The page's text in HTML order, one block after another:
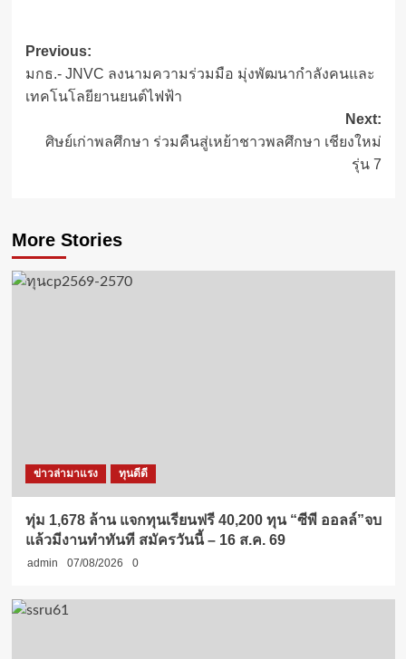
Post
navigation
Previous:
มกธ.- JNVC ลงนามความร่วมมือ มุ่งพัฒนากำลังคนและ
เทคโนโลยียานยนต์ไฟฟ้า
Next:
ศิษย์เก่าพลศึกษา ร่วมคืนสู่เหย้าชาวพลศึกษา เชียงใหม่
รุ่น 7
More Stories
ข่าวล่ามาแรง ทุนดีดี
ทุ่ม 1,678 ล้าน แจกทุนเรียนฟรี 40,200 ทุน “ซีพี ออลล์”จบ
แล้วมีงานทำทันที สมัครวันนี้ – 16 ส.ค. 69
admin 07/08/2026 0